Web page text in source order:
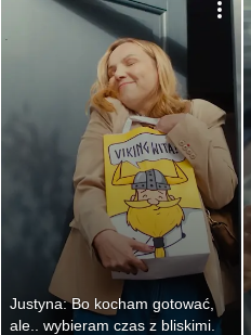
Justyna: Bo kocham gotować,
ale.. wybieram czas z bliskimi.